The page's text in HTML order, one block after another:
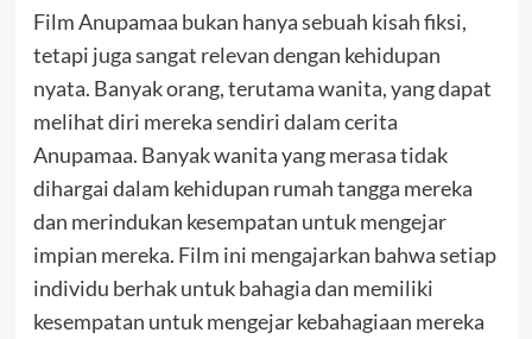
Film Anupamaa bukan hanya sebuah kisah fiksi,
tetapi juga sangat relevan dengan kehidupan
nyata. Banyak orang, terutama wanita, yang dapat
melihat diri mereka sendiri dalam cerita
Anupamaa. Banyak wanita yang merasa tidak
dihargai dalam kehidupan rumah tangga mereka
dan merindukan kesempatan untuk mengejar
impian mereka. Film ini mengajarkan bahwa setiap
individu berhak untuk bahagia dan memiliki
kesempatan untuk mengejar kebahagiaan mereka